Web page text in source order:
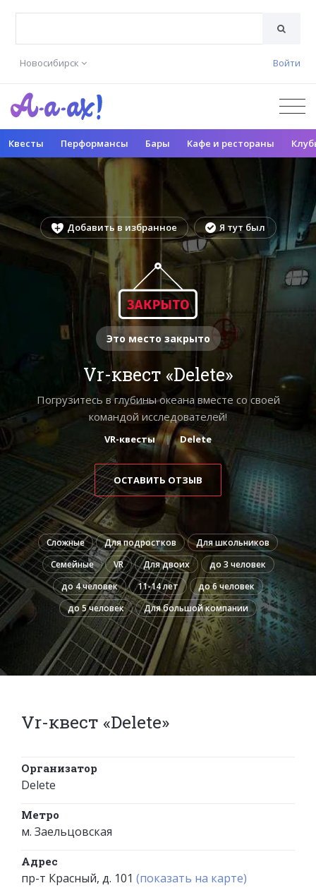
Новосибирск Войти
Квесты Перформансы Бары Кафе и рестораны
Добавить в избранное Я тут был
Это место закрыто
Vr-квест «Delete»
Погрузитесь в глубины океана вместе со своей
командой исследователей!
VR-квесты Delete
ОСТАВИТЬ ОТЗЫВ
Сложные Для подростков
Для школьников
Семейные
VR Для двоих
до 3 человек
до 4 человек
11-14 лет
до 6 человек
до 5 человек
Для большой компании
Vr-квест «Delete»
Организатор
Delete
Метро
м. Заельцовская
Адрес
пр-т Красный, д. 101 (показать на карте)